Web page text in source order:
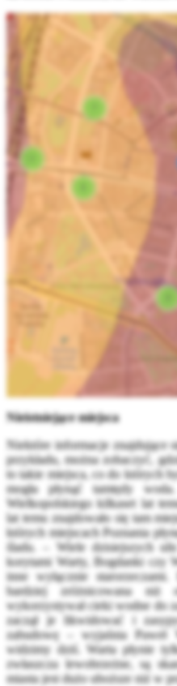
Nieistniejące miejsca
Niektóre informacje znajdujące
przykładu, można zobaczyć,
to takie miejsca, co do których
mogła płynąć tamtędy
Wielkopolskiego kilkaset lat
lat temu znajdowało się tam
których miejscach Poznania
śladu. – Wiele dzisiejszych
korytami Warty, Bogdanki czy
inne wyłącznie
bardziej zróżnicowana niż
wykorzystywał cieki wodne do
zaczął je likwidować i
zabudowę – wyjaśnia Paweł
widzimy dziś. Warta płynie
zwłaszcza lewobrzeżne, są
miasta jest dużo uboższe niż w